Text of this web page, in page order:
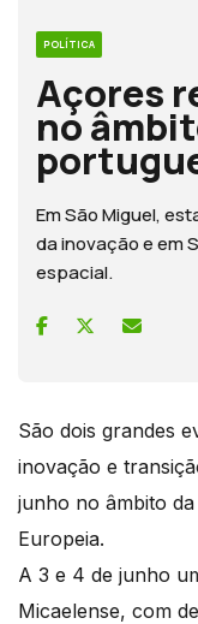
POLÍTICA
Açores
no
Em São Miguel,
da inovação e em
espacial.
São dois grandes
inovação e
junho no âmbito
Europeia.
A 3 e 4 de junho
Micaelense, com